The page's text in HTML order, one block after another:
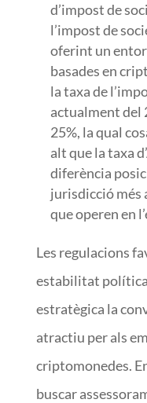
d’impost de
l’impost de
oferint un
basades en
la taxa de
actualment del
25%, la qual
alt que la taxa
diferència
jurisdicció més
que operen en
Les regulacions
estabilitat
estratègica la
atractiu per als
criptomonedes.
buscar